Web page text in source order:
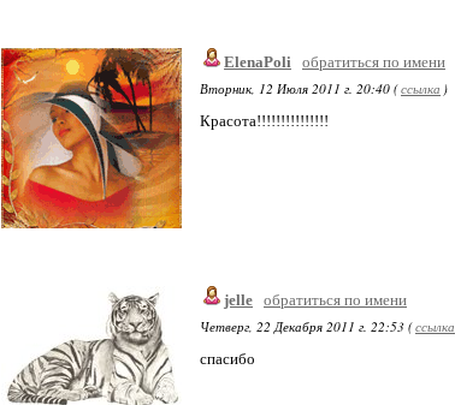
ElenaPoli обратиться по имени
Вторник, 12 Июля 2011 г. 20:40 (ссылка )
Красота!!!!!!!!!!!!!!!
jelle обратиться по имени
Четверг, 22 Декабря 2011 г. 22:53 (ссылка
спасибо